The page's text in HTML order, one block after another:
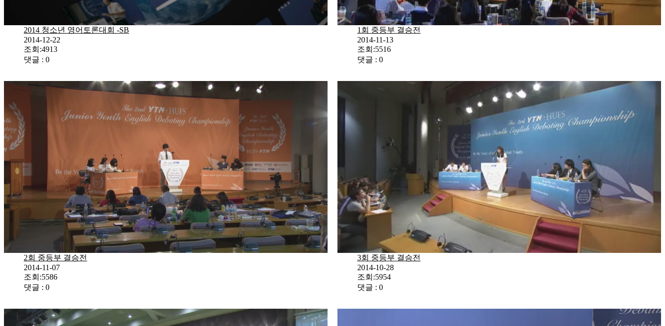
2014 청소년 영어토론대회 -SB
2014-12-22
조회:4913
댓글 : 0
1회 중등부 결승전
2014-11-13
조회:5516
댓글 : 0
2회 중등부 결승전
2014-11-07
조회:5586
댓글 : 0
3회 중등부 결승전
2014-10-28
조회:5954
댓글 : 0